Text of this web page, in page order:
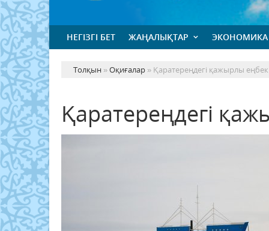
НЕГІЗГІ БЕТ ЖАҢАЛЫҚТАР ЭКОНОМИКА
Толқын »Оқиғалар » Қаратереңдегі қажырлы еңбек
Қаратереңдегі